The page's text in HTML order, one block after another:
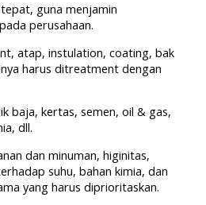
guna menjamin
perusahaan.
atap, instulation, coating, bak
harus ditreatment dengan
baja, kertas, semen, oil & gas,
dll.
dan minuman, higinitas,
suhu, bahan kimia, dan
yang harus diprioritaskan.